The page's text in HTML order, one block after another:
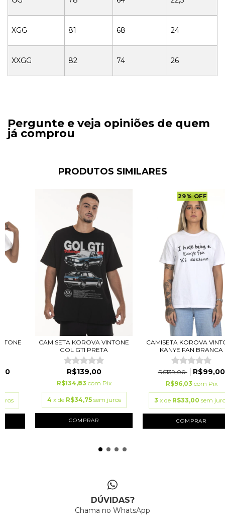
XGG 81 68 24
XXGG 82 74 26
Pergunte e veja opiniões de quem
já comprou
PRODUTOS SIMILARES
CAMISETA KOROVA VINTONE
GOL GTI PRETA
R$139,00
R$134,83 com Pix
4 x de R$34,75 sem juros
COMPRAR
29%OFF
CAMISETA KOROVA
KANYE FAN BRANCA
R$139,00 R$99,00
R$96,03 com Pix
3 x de R$33,00 sem
COMPRAR
DÚVIDAS?
Chama no WhatsApp